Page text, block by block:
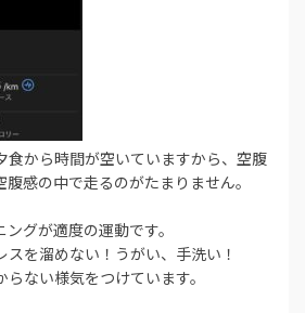
食から時間が空いていますから、空腹
感の中で走るのがたまりません。
グが適度の運動です。
を溜めない！うがい、手洗い！
ない様気をつけています。